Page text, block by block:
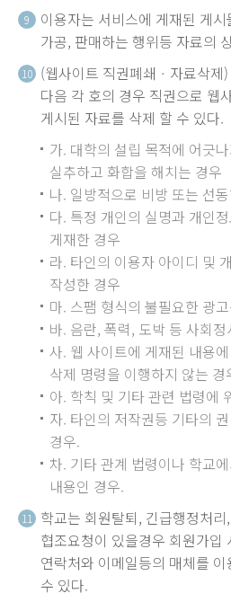
9
이용자는 서비스에 게재된 게
가공, 판매하는 행위등 자료의
10 (웹사이트 직권폐쇄ㆍ자료삭제
다음 각 호의 경우 직권으로 웹
게시된 자료를 삭제 할 수 있다.
가. 대학의 설립 목적에 어긋
실추하고 화합을 해치는 경우
나. 일방적으로 비방 또는 선
다. 특정 개인의 실명과 개인
게재한 경우
라. 타인의 이용자 아이디 및
작성한 경우
마. 스팸 형식의 불필요한 광
바. 음란, 폭력, 도박 등 사회
사. 웹 사이트에 게재된 내용
삭제 명령을 이행하지 않는 경
아. 학칙 및 기타 관련 법령에
자. 타인의 저작권등 기타의
경우.
차. 기타 관계 법령이나 학교
내용인 경우.
11
학교는 회원탈퇴, 긴급행정처
협조요청이 있을경우 회원가입
연락처와 이메일등의 매체를
수 있다.